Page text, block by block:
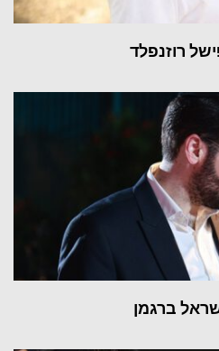
רוזנפלד
ברגמן